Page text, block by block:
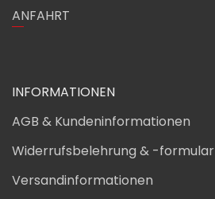
ANFAHRT
INFORMATIONEN
AGB & Kundeninformationen
Widerrufsbelehrung & -formular
Versandinformationen